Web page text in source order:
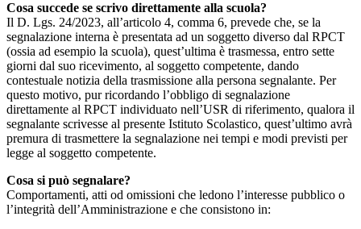
Cosa succede se scrivo direttamente alla scuola?
Il D. Lgs. 24/2023, all’articolo 4, comma 6, prevede che, se la
segnalazione interna è presentata ad un soggetto diverso dal RPCT
(ossia ad esempio la scuola), quest’ultima è trasmessa, entro sette
giorni dal suo ricevimento, al soggetto competente, dando
contestuale notizia della trasmissione alla persona segnalante. Per
questo motivo, pur ricordando l’obbligo di segnalazione
direttamente al RPCT individuato nell’USR di riferimento, qualora il
segnalante scrivesse al presente Istituto Scolastico, quest’ultimo avrà
premura di trasmettere la segnalazione nei tempi e modi previsti per
legge al soggetto competente.
Cosa si può segnalare?
Comportamenti, atti od omissioni che ledono l’interesse pubblico o
l’integrità dell’Amministrazione e che consistono in: